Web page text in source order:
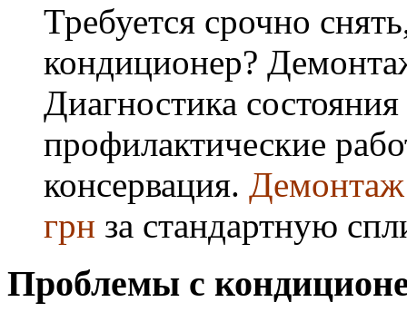
Требуется срочно
кондиционер?
Диагностика
профилактические
консервация.
грн за стандартную
Проблемы с